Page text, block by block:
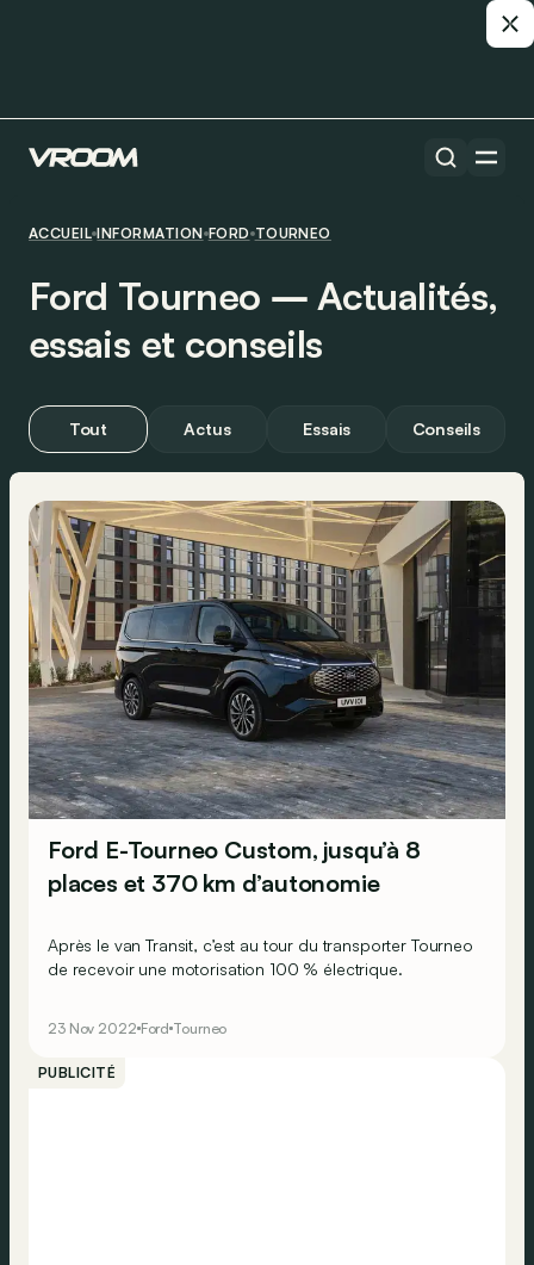
ACCUEIL INFORMATION FORD TOURNEO
Ford Tourneo ― Actualités,
essais et conseils
Tout Actus Essais Conseils
Ford E-Tourneo Custom, jusqu’à 8
places et 370 km d’autonomie
Après le van Transit, c’est au tour du transporter Tourneo
de recevoir une motorisation 100 % électrique.
23 Nov 2022 Ford Tourneo
PUBLICITÉ